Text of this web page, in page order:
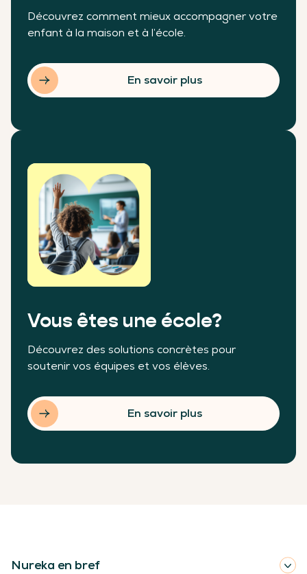
Découvrez comment mieux accompagner votre
enfant à la maison et à l’école.
En savoir plus
Vous êtes une école?
Découvrez des solutions concrètes pour
soutenir vos équipes et vos élèves.
En savoir plus
Nureka en bref